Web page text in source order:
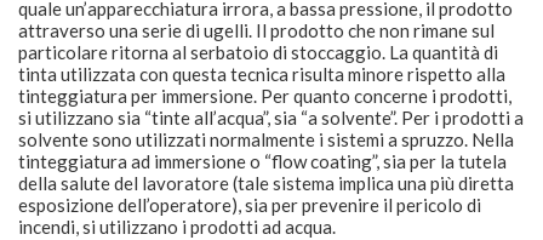
quale un’apparecchiatura irrora, a bassa pressione, il prodotto
attraverso una serie di ugelli. Il prodotto che non rimane sul
particolare ritorna al serbatoio di stoccaggio. La quantità di
tinta utilizzata con questa tecnica risulta minore rispetto alla
tinteggiatura per immersione. Per quanto concerne i prodotti,
si utilizzano sia “tinte all’acqua”, sia “a solvente”. Per i prodotti a
solvente sono utilizzati normalmente i sistemi a spruzzo. Nella
tinteggiatura ad immersione o “flow coating”, sia per la tutela
della salute del lavoratore (tale sistema implica una più diretta
esposizione dell’operatore), sia per prevenire il pericolo di
incendi, si utilizzano i prodotti ad acqua.